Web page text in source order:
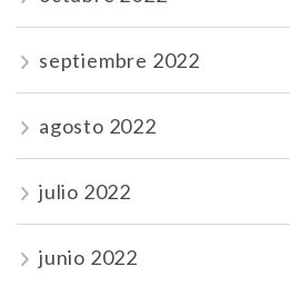
septiembre 2022
agosto 2022
julio 2022
junio 2022